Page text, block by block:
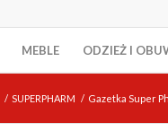
MEBLE ODZIEŻ I
/ SUPERPHARM / Gazetka Super